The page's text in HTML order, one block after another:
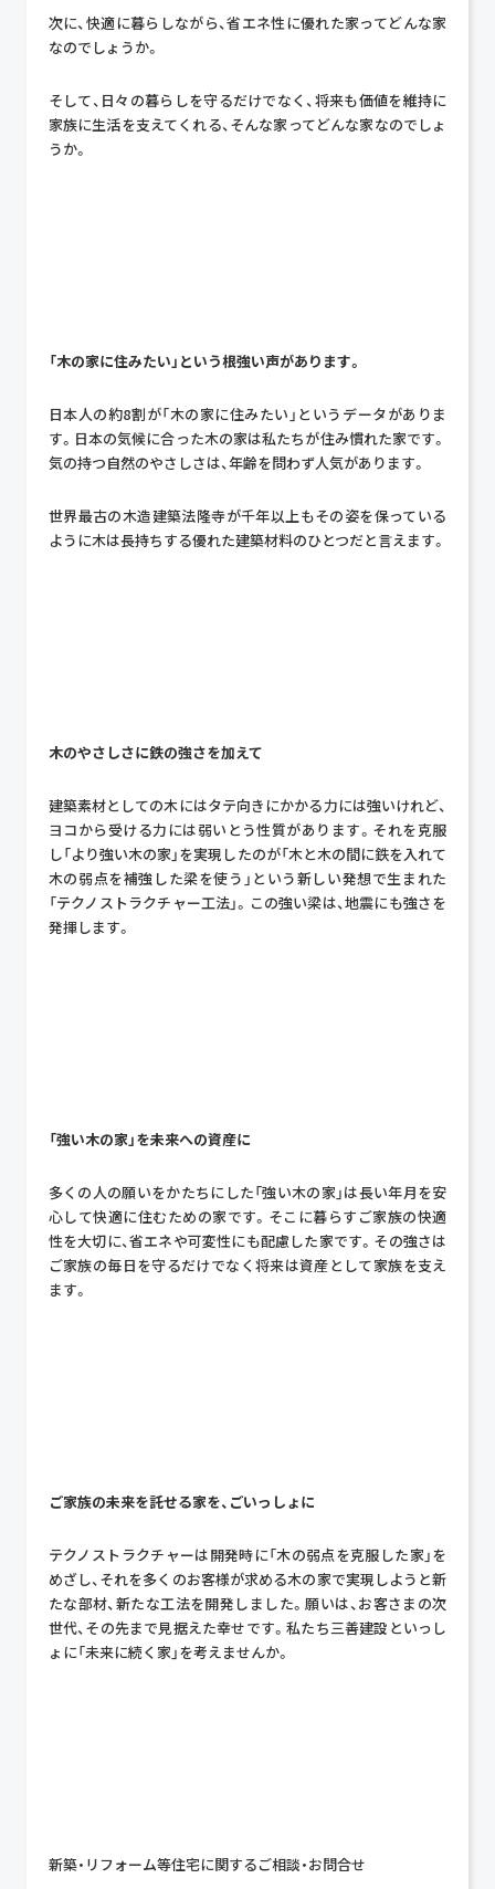
次に、快適に暮らしながら、省エネ性に優れた家ってどんな家
なのでしょうか。
そして、日々の暮らしを守るだけでなく、将来も価値を維持に
家族に生活を支えてくれる、そんな家ってどんな家なのでしょ
うか。
「木の家に住みたい」という根強い声があります。
日本人の約8割が「木の家に住みたい」というデータがありま
す。日本の気候に合った木の家は私たちが住み慣れた家です。
気の持つ自然のやさしさは、年齢を問わず人気があります。
世界最古の木造建築法隆寺が千年以上もその姿を保っている
ように木は長持ちする優れた建築材料のひとつだと言えます。
木のやさしさに鉄の強さを加えて
建築素材としての木にはタテ向きにかかる力には強いけれど、
ヨコから受ける力には弱いとう性質があります。それを克服
し「より強い木の家」を実現したのが「木と木の間に鉄を入れて
木の弱点を補強した梁を使う」という新しい発想で生まれた
「テクノストラクチャー工法」。この強い梁は、地震にも強さを
発揮します。
「強い木の家」を未来への資産に
多くの人の願いをかたちにした「強い木の家」は長い年月を安
心して快適に住むための家です。そこに暮らすご家族の快適
性を大切に、省エネや可変性にも配慮した家です。その強さは
ご家族の毎日を守るだけでなく将来は資産として家族を支え
ます。
ご家族の未来を託せる家を、ごいっしょに
テクノストラクチャーは開発時に「木の弱点を克服した家」を
めざし、それを多くのお客様が求める木の家で実現しようと新
たな部材、新たな工法を開発しました。願いは、お客さまの次
世代、その先まで見据えた幸せです。私たち三善建設といっし
ょに「未来に続く家」を考えませんか。
新築・リフォーム等住宅に関するご相談・お問合せ